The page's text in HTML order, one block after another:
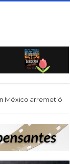
México arremetió